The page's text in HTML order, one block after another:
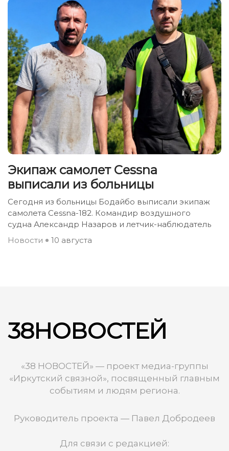
Экипаж самолет Сessna
выписали из больницы
Сегодня из больницы Бодайбо выписали экипаж
самолета Сessna-182. Командир воздушного
судна Александр Назаров и летчик-наблюдатель
Новости
10 августа
38НОВОСТЕЙ
«38 НОВОСТЕЙ» — проект медиа-группы
«Иркутский связной», посвященный главным
событиям и людям региона.
Руководитель проекта — Павел Добродеев
Для связи с редакцией: